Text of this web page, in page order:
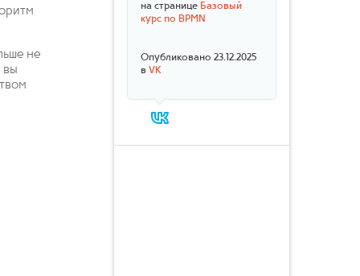
не
вы
на странице Базовый
курс по BPMN
Опубликовано 23.12.2025
в VK